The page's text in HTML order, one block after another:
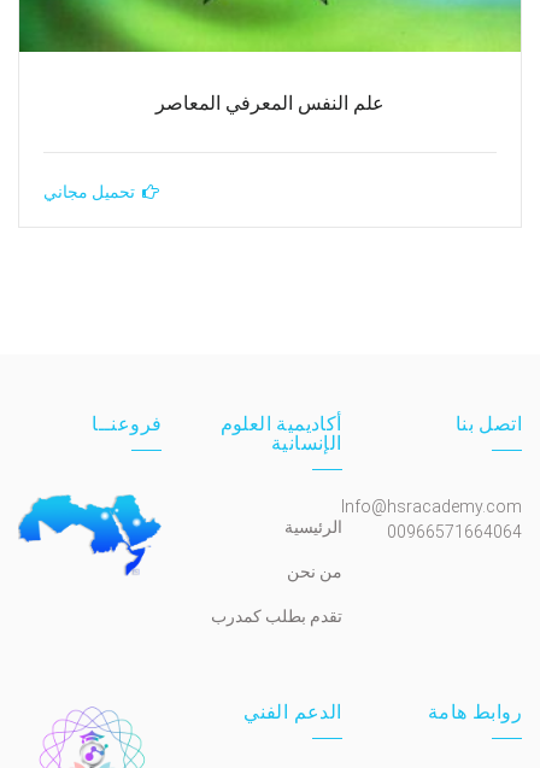
علم النفس المعرفي المعاصر
تحميل مجاني
اتصل بنا
Info@hsracademy.com
00966571664064
أكاديمية العلوم
الإنسانية
الرئيسية
من نحن
تقدم بطلب كمدرب
فروعنــا
روابط هامة الدعم الفني